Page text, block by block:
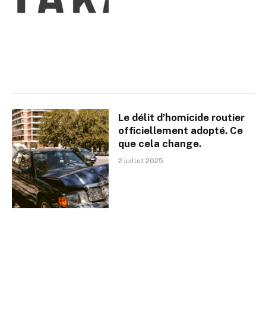
Le délit d’homicide routier
officiellement adopté. Ce
que cela change.
2 juillet 2025